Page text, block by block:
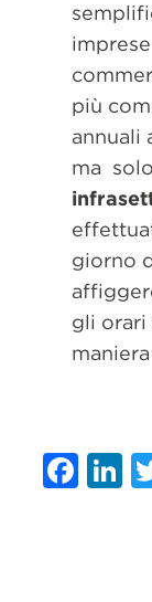
più
annuali
ma
giorno
gli orari